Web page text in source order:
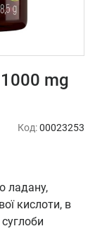
mg
Код:00023253
ладану,
кислоти, в